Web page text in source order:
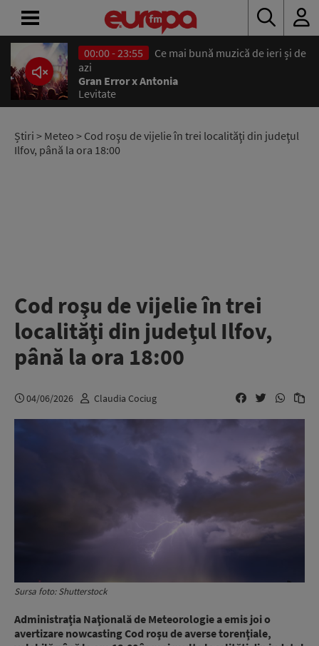
00:00 - 23:55
Ce mai bună muzică de ieri și de
azi
Gran Error x Antonia
Levitate
Știri > Meteo > Cod roşu de vijelie în trei localităţi din judeţul
Ilfov, până la ora 18:00
Cod roşu de vijelie în trei
localităţi din judeţul Ilfov,
până la ora 18:00
04/06/2026 Claudia Cociug
Sursa foto: Shutterstock
Administraţia Naţională de Meteorologie a emis joi o
avertizare nowcasting Cod roşu de averse torenţiale,
ACASĂ
ȘTIRI
RADIO